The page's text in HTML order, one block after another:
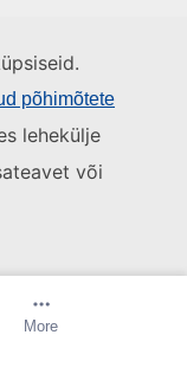
põhimõtete
lehekülje
või
Loo teavitus
More
Küpsised